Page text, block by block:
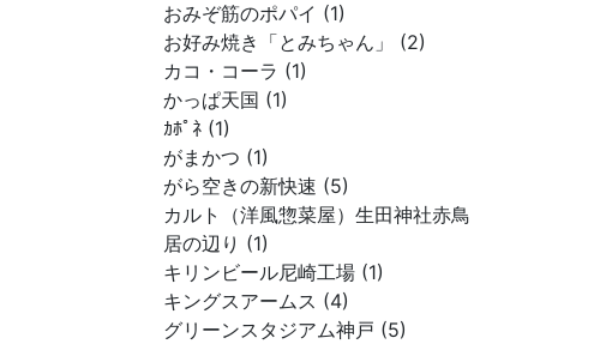
おみぞ筋のポパイ (1)
お好み焼き「とみちゃん」 (2)
カコ・コーラ (1)
かっぱ天国 (1)
ｶﾎﾟﾈ (1)
がまかつ (1)
がら空きの新快速 (5)
カルト（洋風惣菜屋）生田神社赤鳥
居の辺り (1)
キリンビール尼崎工場 (1)
キングスアームス (4)
グリーンスタジアム神戸 (5)